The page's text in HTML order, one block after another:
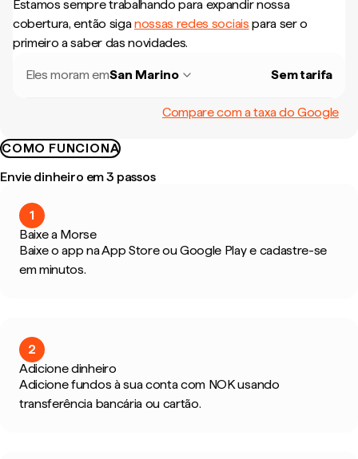
Estamos sempre trabalhando para expandir nossa
cobertura, então siganossas redes sociais para ser o
primeiro a saber das novidades.
Eles moram emSan Marino Sem tarifa
Compare com a taxa do Google
COMO FUNCIONA
Envie dinheiro em 3 passos
1
Baixe a Morse
Baixe o app na App Store ou Google Play e cadastre-se
em minutos.
2
Adicione dinheiro
Adicione fundos à sua conta com NOK usando
transferência bancária ou cartão.